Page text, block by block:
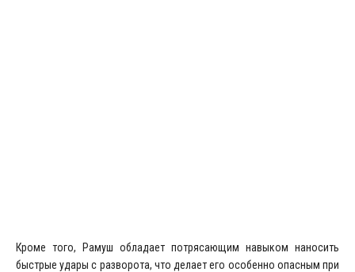
Кроме того, Рамуш обладает потрясающим навыком наносить
быстрые удары с разворота, что делает его особенно опасным при